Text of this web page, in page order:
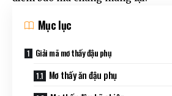
Mục lục
Giải mã mơ thấy đậu phụ
Mơ thấy ăn đậu phụ